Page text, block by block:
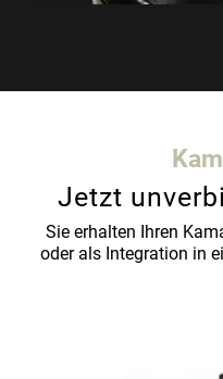
Jetzt
Sie erhalten Ihren
oder als Integration in